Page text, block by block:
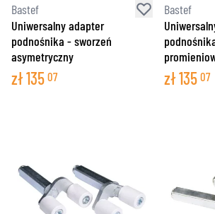
Bastef
Uniwersalny adapter
podnośnika - sworzeń
asymetryczny
zł135 07
Bastef
zł135 07